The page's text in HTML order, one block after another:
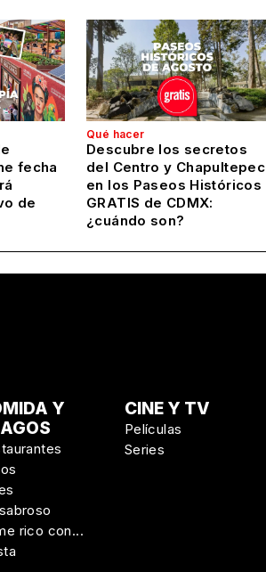
fecha
de
Qué hacer
Descubre los secretos
del Centro y Chapultepec
en los Paseos Históricos
GRATIS de CDMX:
¿cuándo son?
Y
rico con...
CINE Y TV
Películas
Series